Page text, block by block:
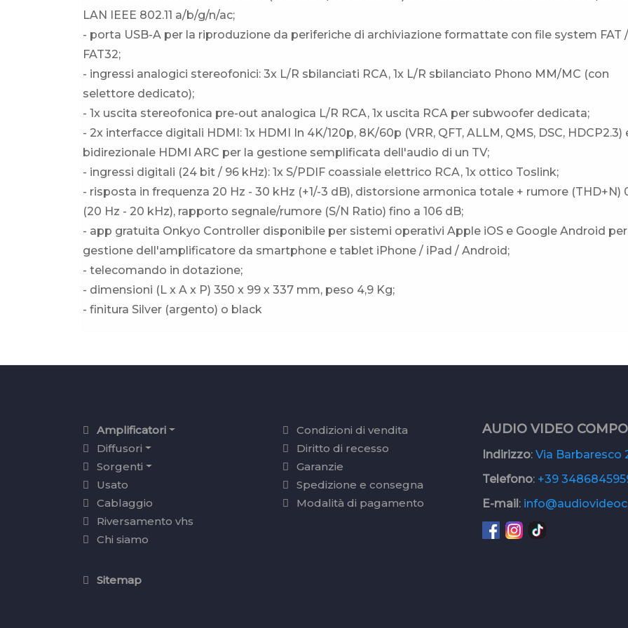
LAN IEEE 802.11 a/b/g/n/ac;
- porta USB-A per la riproduzione da periferiche di archiviazione formattate con file system FAT /
FAT32;
- ingressi analogici stereofonici: 3x L/R sbilanciati RCA, 1x L/R sbilanciato Phono MM/MC (con
selettore dedicato);
- 1x uscita stereofonica pre-out analogica L/R RCA, 1x uscita RCA per subwoofer dedicata;
- 2x interfacce digitali HDMI: 1x HDMI In 4K/120p, 8K/60p (VRR, QFT, ALLM, QMS, DSC, HDCP2.3)
bidirezionale HDMI ARC per la gestione semplificata dell'audio di un TV;
- ingressi digitali (24 bit / 96 kHz): 1x S/PDIF coassiale elettrico RCA, 1x ottico Toslink;
- risposta in frequenza 20 Hz - 30 kHz (+1/-3 dB), distorsione armonica totale + rumore (THD+N)
(20 Hz - 20 kHz), rapporto segnale/rumore (S/N Ratio) fino a 106 dB;
- app gratuita Onkyo Controller disponibile per sistemi operativi Apple iOS e Google Android
gestione dell'amplificatore da smartphone e tablet iPhone / iPad / Android;
- telecomando in dotazione;
- dimensioni (L x A x P) 350 x 99 x 337 mm, peso 4,9 Kg;
- finitura Silver (argento) o black
Amplificatori
Diffusori
Sorgenti
Usato
Cablaggio
Riversamento vhs
Chi siamo
Sitemap
Condizioni di vendita
Diritto di recesso
Garanzie
Spedizione e consegna
Modalità di pagamento
AUDIO VIDEO
Indirizzo: Via Barbaresco
Telefono: +39
E-mail: